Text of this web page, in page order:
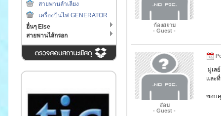
สายพานลำเลียง
เครื่องปั่นไฟ GENERATOR
อื่นๆ Else
สายพานไส้กรอก
ก้องสยาม
- Guest -
อ๋อม
- Guest -
มู่เล
และ
ขอบ